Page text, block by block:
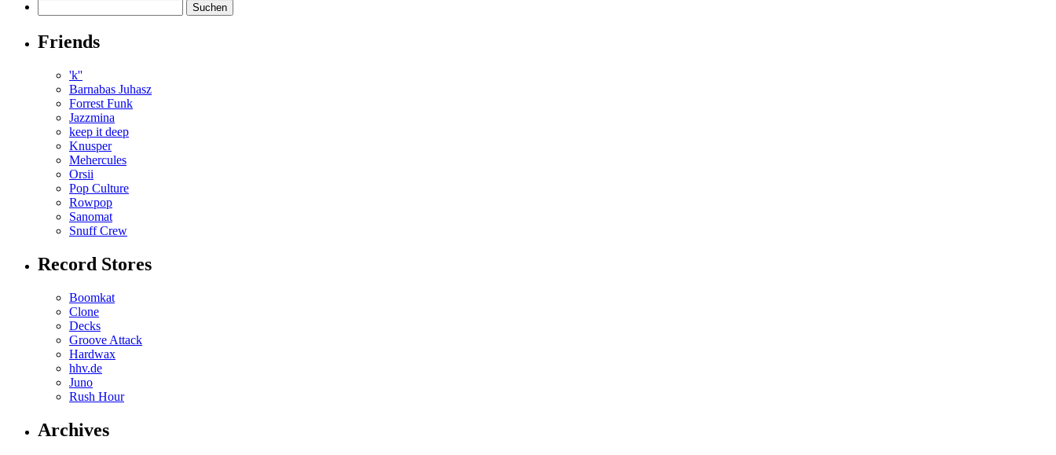
nach:
Friends
'k''
Barnabas Juhasz
Forrest Funk
Jazzmina
keep it deep
Knusper
Mehercules
Orsii
Pop Culture
Rowpop
Sanomat
Snuff Crew
Record Stores
Boomkat
Clone
Decks
Groove Attack
Hardwax
hhv.de
Juno
Rush Hour
Archives